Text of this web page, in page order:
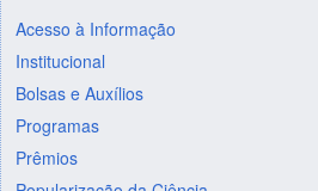
Acesso à Informação
Institucional
Bolsas e Auxílios
Programas
Prêmios